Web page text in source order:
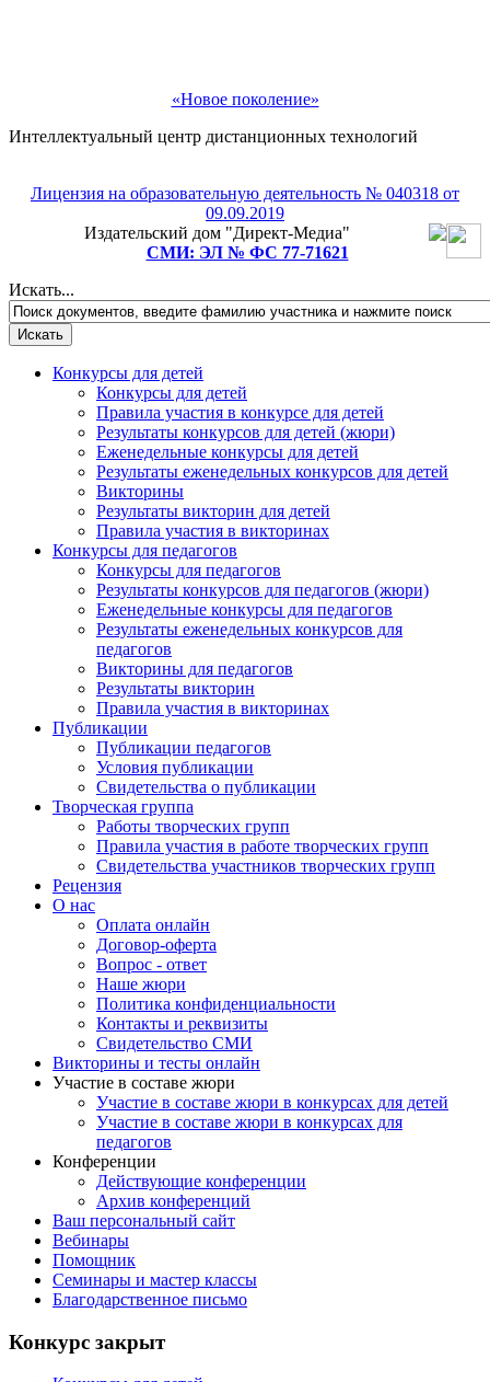
«Новое поколение»
Интеллектуальный центр дистанционных технологий
Лицензия на образовательную деятельность № 040318 от
09.09.2019
Издательский дом "Директ-Медиа"
СМИ: ЭЛ № ФС 77-71621
Искать...
Конкурсы для детей
Конкурсы для детей
Правила участия в конкурсе для детей
Результаты конкурсов для детей (жюри)
Еженедельные конкурсы для детей
Результаты еженедельных конкурсов для детей
Викторины
Результаты викторин для детей
Правила участия в викторинах
Конкурсы для педагогов
Конкурсы для педагогов
Результаты конкурсов для педагогов (жюри)
Еженедельные конкурсы для педагогов
Результаты еженедельных конкурсов для
педагогов
Викторины для педагогов
Результаты викторин
Правила участия в викторинах
Публикации
Публикации педагогов
Условия публикации
Свидетельства о публикации
Творческая группа
Работы творческих групп
Правила участия в работе творческих групп
Свидетельства участников творческих групп
Рецензия
О нас
Оплата онлайн
Договор-оферта
Вопрос - ответ
Наше жюри
Политика конфиденциальности
Контакты и реквизиты
Свидетельство СМИ
Викторины и тесты онлайн
Участие в составе жюри
Участие в составе жюри в конкурсах для детей
Участие в составе жюри в конкурсах для
педагогов
Конференции
Действующие конференции
Архив конференций
Ваш персональный сайт
Вебинары
Помощник
Семинары и мастер классы
Благодарственное письмо
Конкурс закрыт
Рады приветствовать Вас!
Подпишитесь на рассылку и мы подарим Вам
детском конкурсе на выбор!